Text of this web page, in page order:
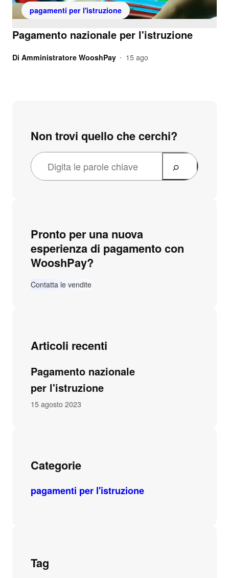
pagamenti per l'istruzione
Pagamento nazionale per l'istruzione
Di Amministratore WooshPay • 15 ago
Non trovi quello che cerchi?
Pronto per una nuova
esperienza di pagamento con
WooshPay?
Contatta le vendite
Articoli recenti
Pagamento nazionale
per l'istruzione
15 agosto 2023
Categorie
pagamenti per l'istruzione
Tag